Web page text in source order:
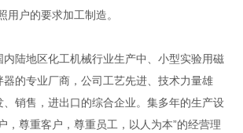
用户的要求加工制造。
内陆地区化工机械行业生产中、小型实验用磁
器的专业厂商，公司工艺先进、技术力量雄
、销售，进出口的综合企业。集多年的生产设
，尊重客户，尊重员工，以人为本”的经营理